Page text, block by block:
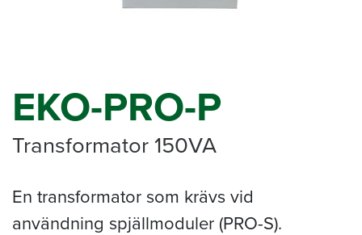
EKO-PRO-P
Transformator 150VA
En transformator som krävs vid
användning spjällmoduler (PRO-S).